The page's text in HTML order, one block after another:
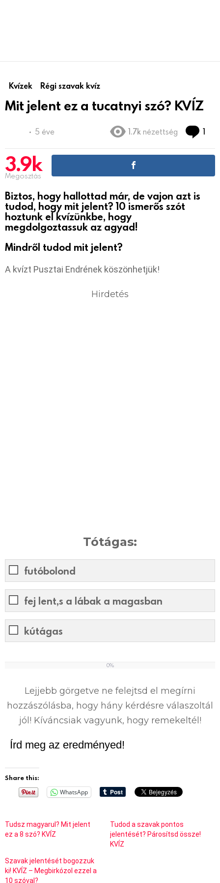
Kvízek Régi szavak kvíz
Mit jelent ez a tucatnyi szó? KVÍZ
5 éve 1.7k nézettség 1
3.9k
Megosztás
Biztos, hogy hallottad már, de vajon azt is
tudod, hogy mit jelent? 10 ismerős szót
hoztunk el kvízünkbe, hogy
megdolgoztassuk az agyad!
Mindről tudod mit jelent?
A kvízt Pusztai Endrének köszönhetjük!
Hirdetés
Tótágas:
futóbolond
fej lent,s a lábak a magasban
kútágas
0%
Lejjebb görgetve ne felejtsd el megírni
hozzászólásba, hogy hány kérdésre válaszoltál
jól! Kíváncsiak vagyunk, hogy remekeltél!
Írd meg az eredményed!
Share this:
WhatsApp
Tudsz magyarul? Mit jelent
ez a 8 szó? KVÍZ
Tudod a szavak pontos
jelentését? Párosítsd össze!
KVÍZ
Szavak jelentését bogozzuk
ki! KVÍZ – Megbirkózol ezzel a
10 szóval?